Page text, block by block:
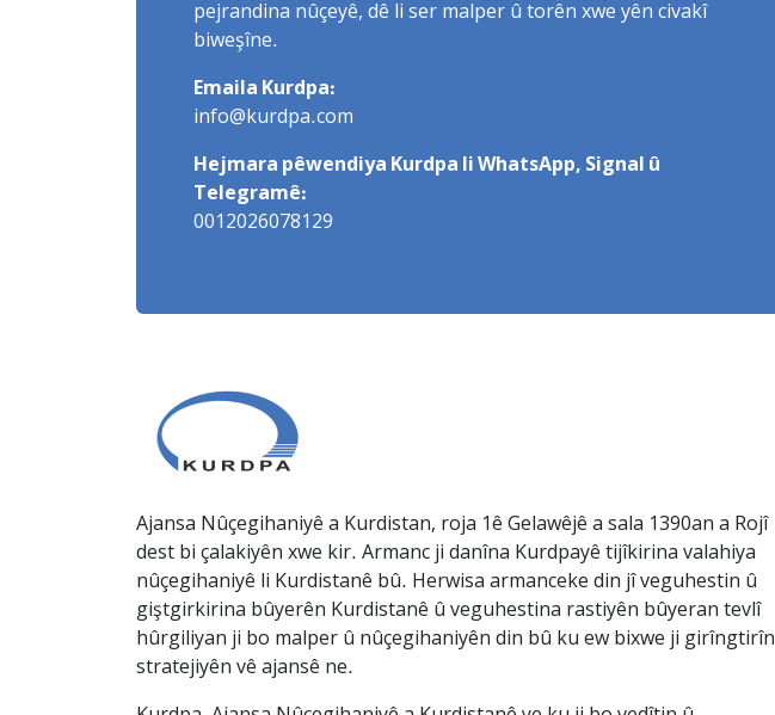
pejrandina nûçeyê, dê li ser malper û torên xwe yên civakî
biweşîne.
Emaila Kurdpa:
info@kurdpa.com
Hejmara pêwendiya Kurdpa li WhatsApp, Signal û
Telegramê:
0012026078129
Ajansa Nûçegihaniyê a Kurdistan, roja 1ê Gelawêjê a sala 1390an a Rojî
dest bi çalakiyên xwe kir. Armanc ji danîna Kurdpayê tijîkirina valahiya
nûçegihaniyê li Kurdistanê bû. Herwisa armanceke din jî veguhestin û
giştgirkirina bûyerên Kurdistanê û veguhestina rastiyên bûyeran tevlî
hûrgiliyan ji bo malper û nûçegihaniyên din bû ku ew bixwe ji girîngtirîn
stratejiyên vê ajansê ne.